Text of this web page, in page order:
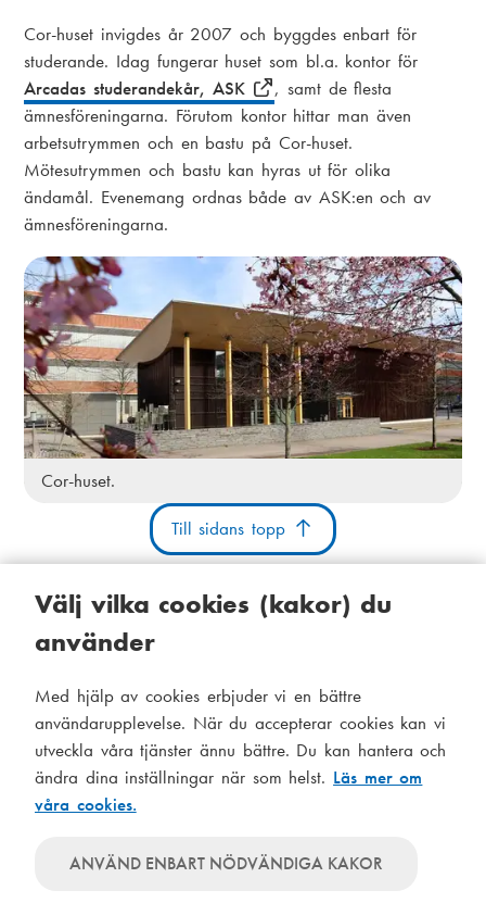
e
n
u
Välj vilka cookies (kakor) du
använder
Med hjälp av cookies erbjuder vi en bättre
användarupplevelse. När du accepterar cookies kan vi
utveckla våra tjänster ännu bättre. Du kan hantera och
ändra dina inställningar när som helst. Läs mer om
våra cookies.
ANVÄND ENBART NÖDVÄNDIGA KAKOR
t
i
g
Cor-huset invigdes år 2007 och byggdes enbart för
studerande. Idag fungerar huset som bl.a. kontor för
Arcadas studerandekår, ASK
, samt de flesta
ämnesföreningarna. Förutom kontor hittar man även
arbetsutrymmen och en bastu på Cor-huset.
Mötesutrymmen och bastu kan hyras ut för olika
ändamål. Evenemang ordnas både av ASK:en och av
ämnesföreningarna.
Cor-huset.
Till sidans topp
S
d
Tema
Temat
alltid
Temat